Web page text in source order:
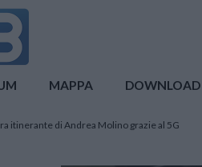
MAPPA DOWNLOAD
itinerante di Andrea Molino grazie al 5G